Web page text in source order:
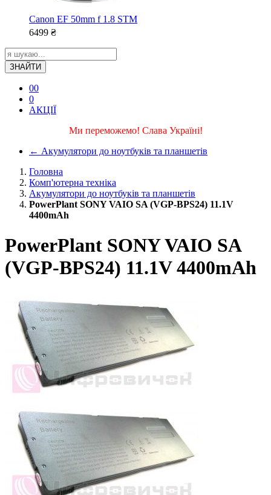
Canon EF 50mm f 1.8 STM
6499 ₴
ЗНАЙТИ
00
0
АКЦІЇ
Ми переможемо! Слава Україні!
← Акумулятори до ноутбуків та планшетів
Головна
Комп'ютерна техніка
Акумулятори до ноутбуків та планшетів
PowerPlant SONY VAIO SA (VGP-BPS24) 11.1V
4400mAh
PowerPlant SONY VAIO SA
(VGP-BPS24) 11.1V 4400mAh